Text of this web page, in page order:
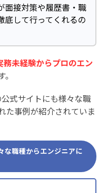
面接対策や履歴書・職
底して行ってくれるの
未経験からプロのエン
式サイトにも様々な職
た事例が紹介されていま
な職種からエンジニアに